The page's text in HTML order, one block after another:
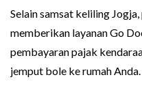
Selain samsat keliling
memberikan layanan Go
pembayaran pajak
jemput bole ke rumah Anda.